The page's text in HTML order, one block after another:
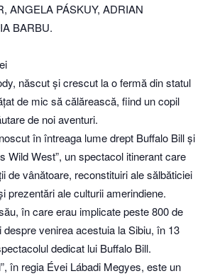
ANGELA PÁSKUY, ADRIAN
BARBU.
născut și crescut la o fermă din statul
de mic să călărească, fiind un copil
de noi aventuri.
în întreaga lume drept Buffalo Bill și
Wild West”, un spectacol itinerant care
de vânătoare, reconstituiri ale sălbăticiei
prezentări ale culturii amerindiene.
în care erau implicate peste 800 de
venirea acestuia la Sibiu, în 13
dedicat lui Buffalo Bill.
în regia Évei Lábadi Megyes, este un